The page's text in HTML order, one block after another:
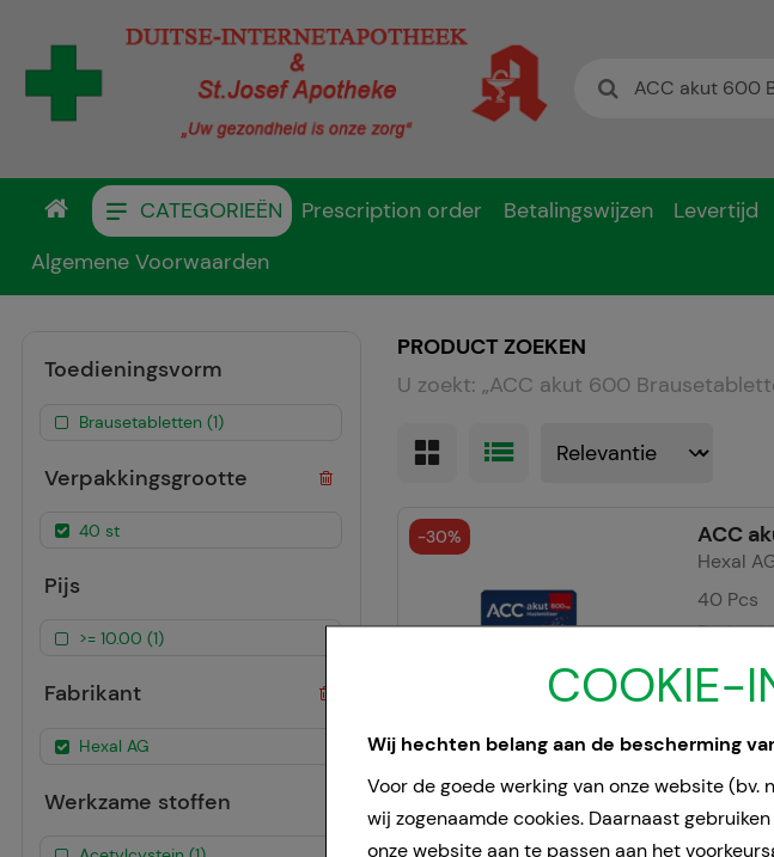
COOKIE-
Wij hechten belang aan de bescherming
Voor de goede werking van onze website
wij zogenaamde cookies. Daarnaast
onze website aan te passen aan het
CATEGORIEËN Prescription order Betalingswijzen Levertijd
Algemene Voorwaarden
PRODUCT ZOEKEN
U zoekt: „ACC akut 600
ACC
Hexal
40 Pcs
-30%
Toedieningsvorm
Brausetabletten (1)
Verpakkingsgrootte
40 st
Pijs
>= 10.00 (1)
Fabrikant
Hexal AG
Werkzame stoffen